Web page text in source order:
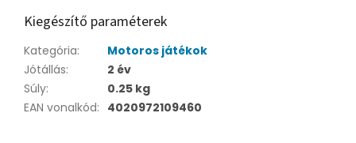
Kiegészítő paraméterek
Kategória:
Motoros játékok
Jótállás:
2 év
Súly:
0.25 kg
EAN vonalkód: 4020972109460